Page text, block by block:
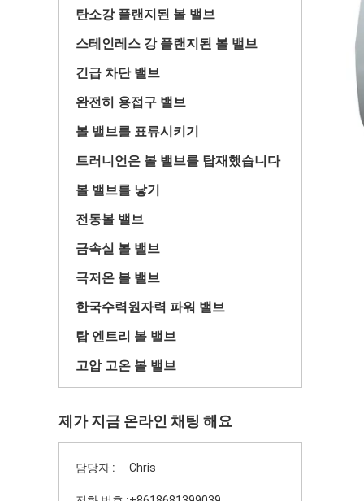
탄소강 플랜지된 볼 밸브
스테인레스 강 플랜지된 볼 밸브
긴급 차단 밸브
완전히 용접구 밸브
볼 밸브를 표류시키기
트러니언은 볼 밸브를 탑재했습니다
볼 밸브를 낳기
전동볼 밸브
금속실 볼 밸브
극저온 볼 밸브
한국수력원자력 파워 밸브
탑 엔트리 볼 밸브
고압 고온 볼 밸브
제가 지금 온라인 채팅 해요
담당자 : Chris